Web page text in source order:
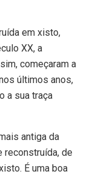
em xisto,
XX, a
começaram a
últimos anos,
a sua traça
antiga da
reconstruída, de
É uma boa